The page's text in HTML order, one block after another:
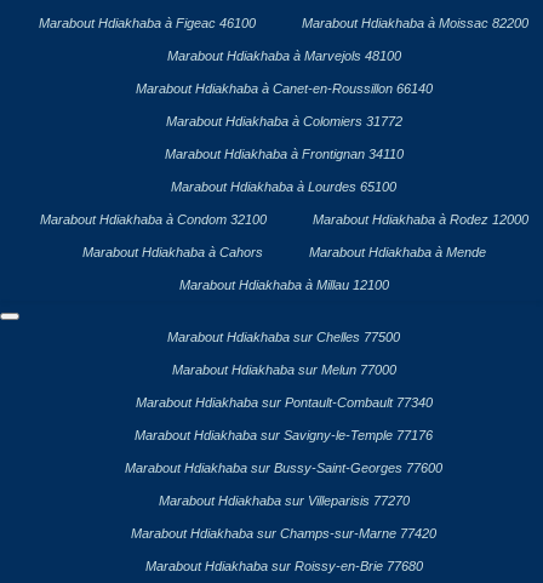
Marabout Hdiakhaba à Figeac 46100 Marabout Hdiakhaba à Moissac 82200
Marabout Hdiakhaba à Marvejols 48100
Marabout Hdiakhaba à Canet-en-Roussillon 66140
Marabout Hdiakhaba à Colomiers 31772
Marabout Hdiakhaba à Frontignan 34110
Marabout Hdiakhaba à Lourdes 65100
Marabout Hdiakhaba à Condom 32100 Marabout Hdiakhaba à Rodez 12000
Marabout Hdiakhaba à Cahors Marabout Hdiakhaba à Mende
Marabout Hdiakhaba à Millau 12100
Marabout Hdiakhaba sur Chelles 77500
Marabout Hdiakhaba sur Melun 77000
Marabout Hdiakhaba sur Pontault-Combault 77340
Marabout Hdiakhaba sur Savigny-le-Temple 77176
Marabout Hdiakhaba sur Bussy-Saint-Georges 77600
Marabout Hdiakhaba sur Villeparisis 77270
Marabout Hdiakhaba sur Champs-sur-Marne 77420
Marabout Hdiakhaba sur Roissy-en-Brie 77680